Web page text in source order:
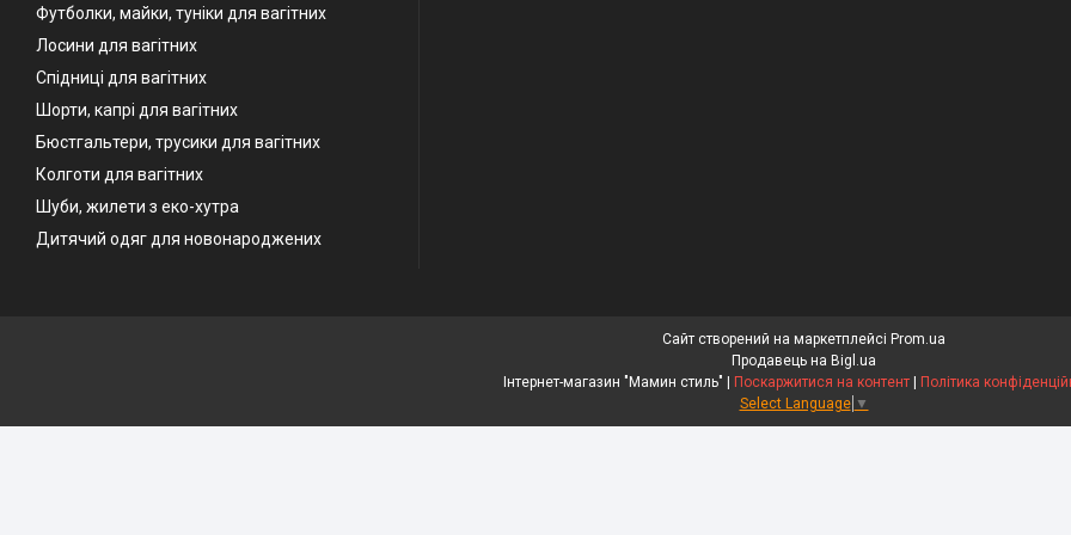
Футболки, майки, туніки для вагітних
Лосини для вагітних
Спідниці для вагітних
Шорти, капрі для вагітних
Бюстгальтери, трусики для вагітних
Колготи для вагітних
Шуби, жилети з еко-хутра
Дитячий одяг для новонароджених
Сайт створений на маркетплейсі Prom.ua
Продавець на Bigl.ua
Інтернет-магазин "Мамин стиль" | Поскаржитися на контент | Політика
Select Language ▼